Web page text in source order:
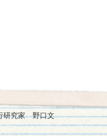
研究家 野口文